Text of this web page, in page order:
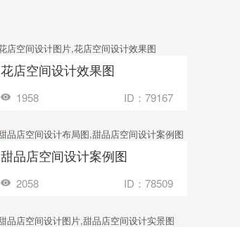
收藏 装修成这样要花多少钱？
花店空间设计效果图
1958 ID：79167
收藏 装修成这样要花多少钱？
甜品店空间设计案例图
2058 ID：78509